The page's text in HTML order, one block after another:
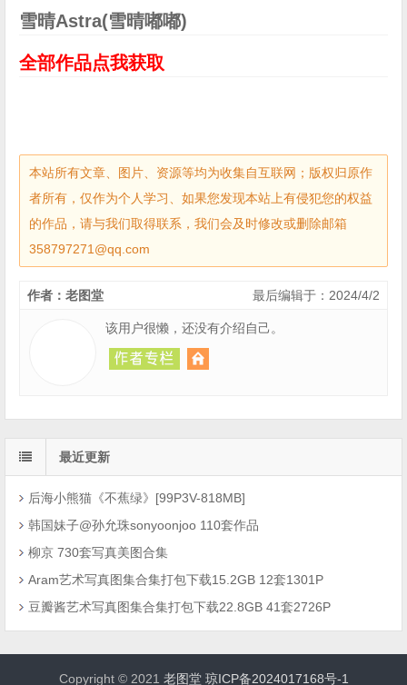
雪晴Astra(雪晴嘟嘟)
全部作品点我获取
本站所有文章、图片、资源等均为收集自互联网；版权归原作
者所有，仅作为个人学习、如果您发现本站上有侵犯您的权益
的作品，请与我们取得联系，我们会及时修改或删除邮箱
358797271@qq.com
最后编辑于：2024/4/2
作者：老图堂
该用户很懒，还没有介绍自己。
最近更新
后海小熊猫《不蕉绿》[99P3V-818MB]
韩国妹子@孙允珠sonyoonjoo 110套作品
柳京 730套写真美图合集
Aram艺术写真图集合集打包下载15.2GB 12套1301P
豆瓣酱艺术写真图集合集打包下载22.8GB 41套2726P
Copyright © 2021 老图堂 琼ICP备2024017168号-1